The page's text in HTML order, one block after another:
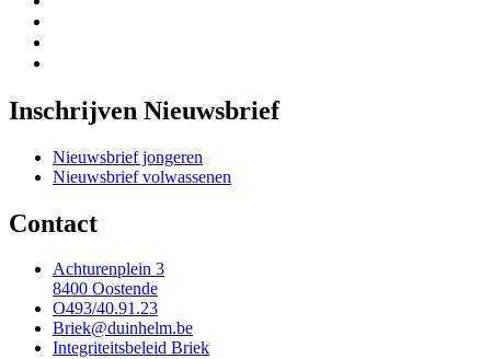
Inschrijven Nieuwsbrief
Nieuwsbrief jongeren
Nieuwsbrief volwassenen
Contact
Achturenplein 3
8400 Oostende
O493/40.91.23
Briek@duinhelm.be
Integriteitsbeleid Briek